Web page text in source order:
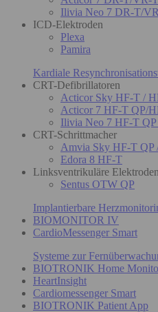
Ilivia Neo 7 DR-T/
ICD-Elektroden
Plexa
Pamira
Kardiale
CRT-Defibrillatoren
Acticor Sky HF-T /
Acticor 7 HF-T QP/
Ilivia Neo 7 HF-T
CRT-Schrittmacher
Amvia Sky HF-T QP
Edora 8 HF-T
Linksventrikuläre Elektroden
Sentus OTW QP
Implantierbare
BIOMONITOR IV
CardioMessenger Smart
Systeme zur
BIOTRONIK Home
HeartInsight
Cardiomessenger Smart
BIOTRONIK Patient App